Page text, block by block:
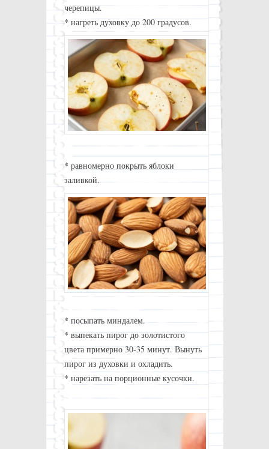
черепицы.
* нагреть духовку до 200 градусов.
* равномерно покрыть яблоки
заливкой.
* посыпать миндалем.
* выпекать пирог до золотистого
цвета примерно 30-35 минут. Вынуть
пирог из духовки и охладить.
* нарезать на порционные кусочки.